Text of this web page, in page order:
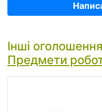
Інші
Предмети